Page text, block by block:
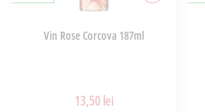
Vin Rose Corcova 187ml
13,50 lei